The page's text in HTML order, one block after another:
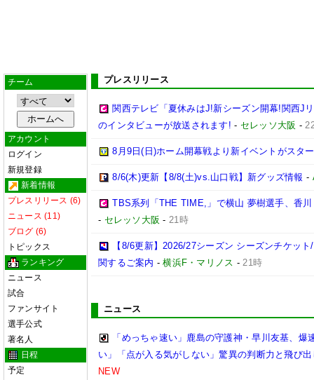
チーム
アカウント
ログイン
新規登録
新着情報
プレスリリース (6)
ニュース (11)
ブログ (6)
トピックス
ランキング
ニュース
試合
ファンサイト
選手公式
著名人
日程
予定
プレスリリース
関西テレビ「夏休みはJ!新シーズン開幕!関西J
のインタビューが放送されます! - セレッソ大阪 -
8月9日(日)ホーム開幕戦より新イベントがスタ
8/6(木)更新【8/8(土)vs.山口戦】新グッズ情報 -
TBS系列「THE TIME,」で横山 夢樹選手、香
- セレッソ大阪 - 21時
【8/6更新】2026/27シーズン シーズンチケッ
関するご案内 -横浜F・マリノス -21時
ニュース
「めっちゃ速い」鹿島の守護神・早川友基、
い」「点が入る気がしない」驚異の判断力と飛び
NEW